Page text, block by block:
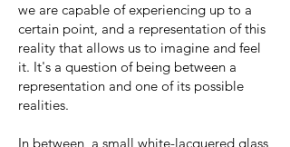
we are capable of experiencing up to a
certain point, and a representation of this
reality that allows us to imagine and feel
it. It's a question of being between a
representation and one of its possible
realities.
In between, a small white-lacquered glass